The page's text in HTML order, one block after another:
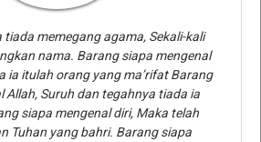
tiada memegang agama, Sekali-kali
nama. Barang siapa mengenal
ia itulah orang yang ma’rifat Barang
Allah, Suruh dan tegahnya tiada ia
siapa mengenal diri, Maka telah
Tuhan yang bahri. Barang siapa